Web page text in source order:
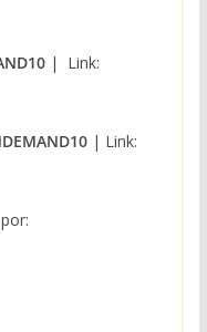
| Link:
| Link: